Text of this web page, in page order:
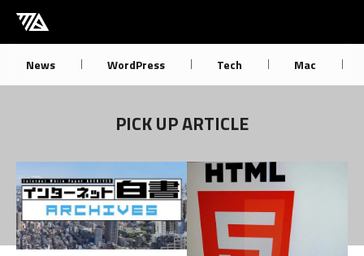
[M] mbdb [モバデビ]
News WordPress Tech Mac
PICK UP ARTICLE